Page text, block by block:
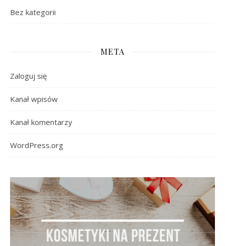
Bez kategorii
META
Zaloguj się
Kanał wpisów
Kanał komentarzy
WordPress.org